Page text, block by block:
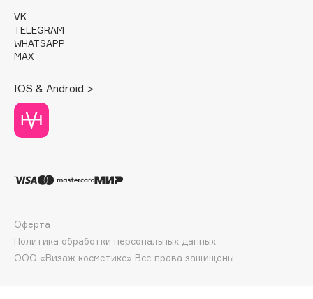
Eat My
Ecolatier
Ecotools
EGIA
Eigshow
Elemis
Elie Saab
Emmanuelle Jane
Enough
VK
TELEGRAM
WHATSAPP
MAX
IOS & Android >
ООО «Визаж косметикс» Все права защищены
Оферта
Политика обработки персональных данных